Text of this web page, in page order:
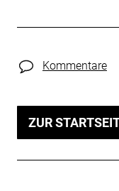
Kommentare
ZUR